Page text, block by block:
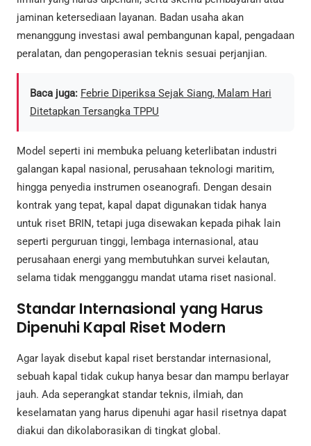
jaminan ketersediaan layanan. Badan usaha akan
menanggung investasi awal pembangunan kapal, pengadaan
peralatan, dan pengoperasian teknis sesuai perjanjian.
Baca juga: Febrie Diperiksa Sejak Siang, Malam Hari
Ditetapkan Tersangka TPPU
Model seperti ini membuka peluang keterlibatan industri
galangan kapal nasional, perusahaan teknologi maritim,
hingga penyedia instrumen oseanografi. Dengan desain
kontrak yang tepat, kapal dapat digunakan tidak hanya
untuk riset BRIN, tetapi juga disewakan kepada pihak lain
seperti perguruan tinggi, lembaga internasional, atau
perusahaan energi yang membutuhkan survei kelautan,
selama tidak mengganggu mandat utama riset nasional.
Standar Internasional yang Harus
Dipenuhi Kapal Riset Modern
Agar layak disebut kapal riset berstandar internasional,
sebuah kapal tidak cukup hanya besar dan mampu berlayar
jauh. Ada seperangkat standar teknis, ilmiah, dan
keselamatan yang harus dipenuhi agar hasil risetnya dapat
diakui dan dikolaborasikan di tingkat global.